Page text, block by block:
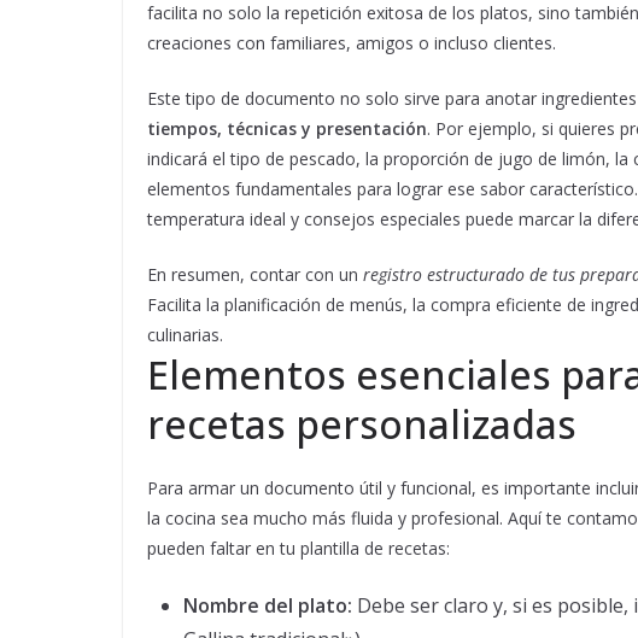
facilita no solo la repetición exitosa de los platos, sino
creaciones con familiares, amigos o incluso clientes.
Este tipo de documento no solo sirve para anotar
tiempos, técnicas y presentación. Por ejemplo, si quieres
indicará el tipo de pescado, la proporción de jugo de limón,
elementos fundamentales para lograr ese sabor
temperatura ideal y consejos especiales puede marcar la
En resumen, contar con un registro estructurado de tus
Facilita la planificación de menús, la compra eficiente de
culinarias.
Elementos esenciales
recetas personalizadas
Para armar un documento útil y funcional, es importante
la cocina sea mucho más fluida y profesional. Aquí te
pueden faltar en tu plantilla de recetas:
Nombre del plato: Debe ser claro y, si es